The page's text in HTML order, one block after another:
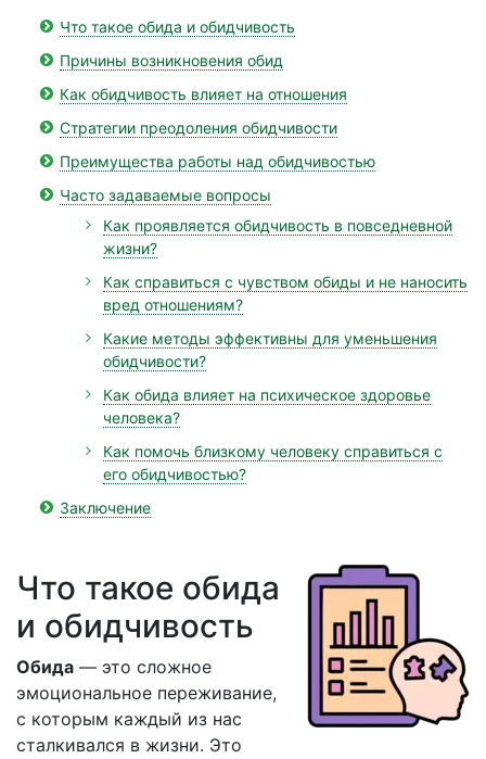
Что такое обида и обидчивость
Причины возникновения обид
Как обидчивость влияет на отношения
Стратегии преодоления обидчивости
Преимущества работы над обидчивостью
Часто задаваемые вопросы
Как проявляется обидчивость в повседневной
жизни?
Как справиться с чувством обиды и не наносить
вред отношениям?
Какие методы эффективны для уменьшения
обидчивости?
Как обида влияет на психическое здоровье
человека?
Как помочь близкому человеку справиться с
его обидчивостью?
Заключение
Что такое обида
и обидчивость
Обида — это сложное
эмоциональное переживание,
с которым каждый из нас
сталкивался в жизни. Это